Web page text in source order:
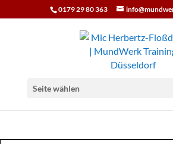
0179 29 80 363
Seite wählen